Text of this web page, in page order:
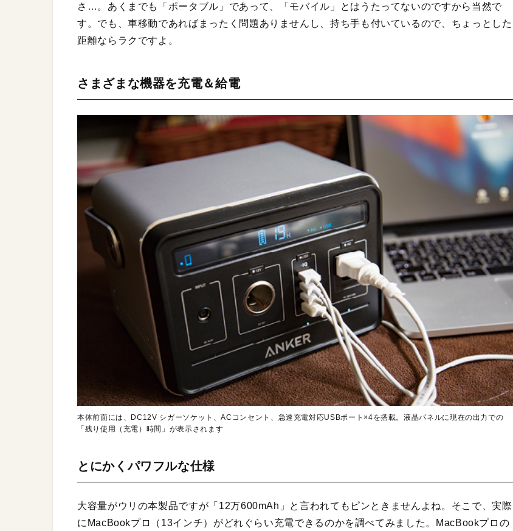
さ…。あくまでも「ポータブル」であって、「モバイル」とはうたってないのですから当然で
す。でも、車移動であればまったく問題ありませんし、持ち手も付いているので、ちょっとした
距離ならラクですよ。
さまざまな機器を充電＆給電
本体前面には、DC12V シガーソケット、ACコンセント、急速充電対応USBポート×4を搭載。液晶パネルに現在の出力での
「残り使用（充電）時間」が表示されます
とにかくパワフルな仕様
大容量がウリの本製品ですが「12万600mAh」と言われてもピンときませんよね。そこで、実際
にMacBookプロ（13インチ）がどれぐらい充電できるのかを調べてみました。MacBookプロの